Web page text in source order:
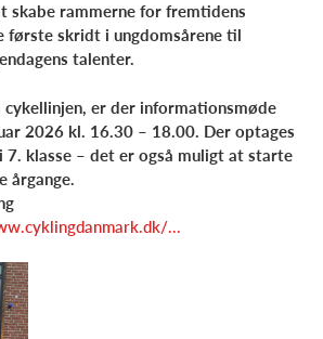
skabe rammerne for fremtidens
første skridt i ungdomsårene til
talenter.
cykellinjen, er der informationsmøde
2026 kl. 16.30 – 18.00. Der optages
7. klasse – det er også muligt at starte
årgange.
...